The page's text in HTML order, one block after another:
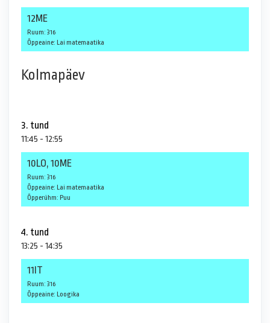
12ME
Ruum: 316
Õppeaine: Lai matemaatika
Kolmapäev
3. tund
11:45 - 12:55
10LO, 10ME
Ruum: 316
Õppeaine: Lai matemaatika
Õpperühm: Puu
4. tund
13:25 - 14:35
11IT
Ruum: 316
Õppeaine: Loogika